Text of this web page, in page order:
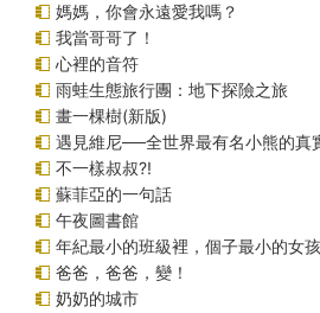
媽媽，你會永遠愛我嗎？
我當哥哥了！
心裡的音符
雨蛙生態旅行團：地下探險之旅
畫一棵樹(新版)
遇見維尼──全世界最有名小熊的真
不一樣叔叔?!
蘇菲亞的一句話
午夜圖書館
年紀最小的班級裡，個子最小的女
爸爸，爸爸，變！
奶奶的城市